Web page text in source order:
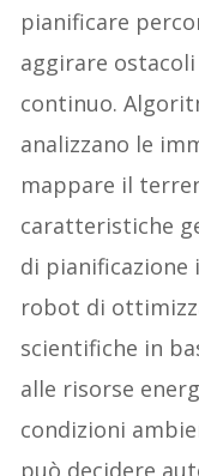
pianificare
aggirare
continuo.
analizzano le
mappare il
caratteristiche
di pianificazione
robot di
scientifiche in
alle risorse
condizioni